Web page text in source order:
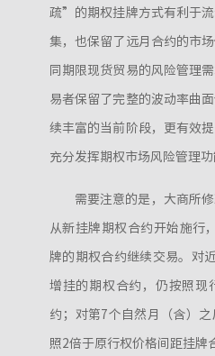
疏”的期权挂牌方式有利于
集，也保留了远月合约的市
同期限现货贸易的风险管理
易者保留了完整的波动率曲
续丰富的当前阶段，更有效
充分发挥期权市场风险管理功
需要注意的是，大商所
从新挂牌期权合约开始施行
牌的期权合约继续交易。对
增挂的期权合约，仍按照现
约；对第7个自然月（含）
照2倍于原行权价格间距挂牌